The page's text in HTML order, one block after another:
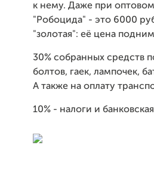
к нему. Даже при оптовом
"Робоцида" - это 6000
"золотая": её цена
30% собранных средств
болтов, гаек, лампочек,
А также на оплату
10% - налоги и